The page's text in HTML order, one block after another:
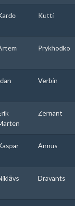
Kutti
Prykhodko
Verbin
Zernant
Annus
Dravants